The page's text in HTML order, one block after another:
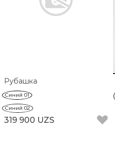
Рубашка
Синий 01
Синий 02
319 900 UZS